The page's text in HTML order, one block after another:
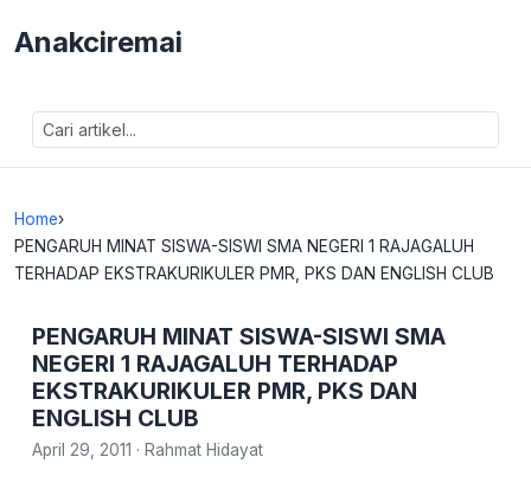
Anakciremai
Home›
PENGARUH MINAT SISWA-SISWI SMA NEGERI 1 RAJAGALUH
TERHADAP EKSTRAKURIKULER PMR, PKS DAN ENGLISH CLUB
PENGARUH MINAT SISWA-SISWI SMA
NEGERI 1 RAJAGALUH TERHADAP
EKSTRAKURIKULER PMR, PKS DAN
ENGLISH CLUB
April 29, 2011 · Rahmat Hidayat